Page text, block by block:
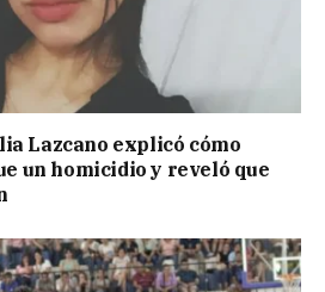
Lazcano explicó cómo
un homicidio y reveló que